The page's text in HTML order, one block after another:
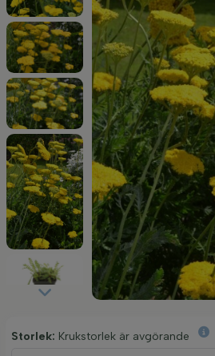
Storlek: Krukstorlek är avgörande